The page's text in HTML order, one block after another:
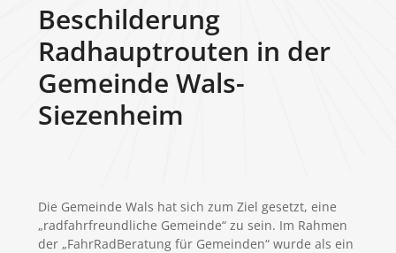
Beschilderung
Radhauptrouten in der
Gemeinde Wals-
Siezenheim
Die Gemeinde Wals hat sich zum Ziel gesetzt, eine
„radfahrfreundliche Gemeinde“ zu sein. Im Rahmen
der „FahrRadBeratung für Gemeinden“ wurde als ein